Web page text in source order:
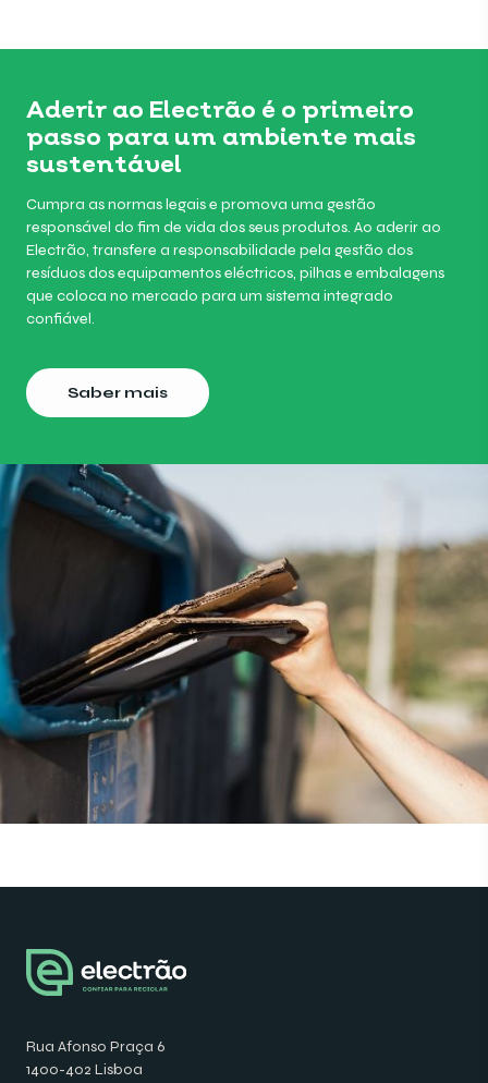
Aderir ao Electrão é o primeiro
passo para um ambiente mais
sustentável
Cumpra as normas legais e promova uma gestão
responsável do fim de vida dos seus produtos. Ao aderir ao
Electrão, transfere a responsabilidade pela gestão dos
resíduos dos equipamentos eléctricos, pilhas e embalagens
que coloca no mercado para um sistema integrado
confiável.
Saber mais
Rua Afonso Praça 6
1400-402 Lisboa